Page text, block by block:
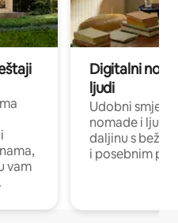
vam
Digitalni
ljudi
Udobni
nomade i ljude
daljinu s
i posebnim